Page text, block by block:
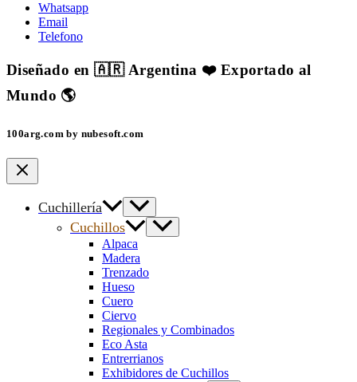
Whatsapp
Email
Telefono
Diseñado en 🇦🇷 Argentina ❤️ Exportado al
Mundo 🌎
100arg.com by nubesoft.com
Cuchillería
Cuchillos
Alpaca
Madera
Trenzado
Hueso
Cuero
Ciervo
Regionales y Combinados
Eco Asta
Entrerrianos
Exhibidores de Cuchillos